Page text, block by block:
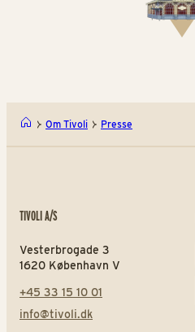
Om Tivoli Presse
TIVOLI A/S
Vesterbrogade 3
1620 København V
+45 33 15 10 01
info@tivoli.dk